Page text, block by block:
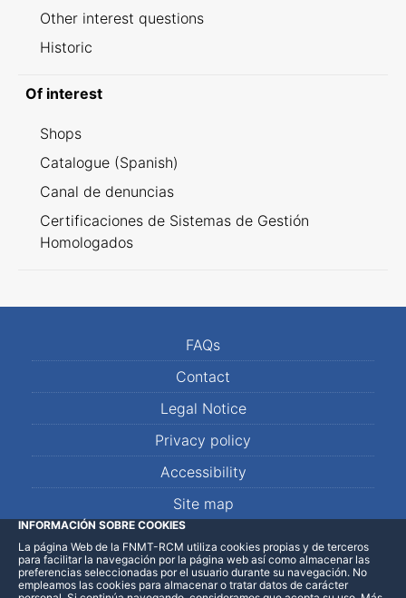
Other interest questions
Historic
Of interest
Shops
Catalogue (Spanish)
Canal de denuncias
Certificaciones de Sistemas de Gestión
Homologados
FAQs
Contact
Legal Notice
Privacy policy
Accessibility
Site map
LinkedInFacebookWhatsApp
INFORMACIÓN SOBRE COOKIES
La página Web de la FNMT-RCM utiliza cookies propias y de terceros
para facilitar la navegación por la página web así como almacenar las
preferencias seleccionadas por el usuario durante su navegación. No
empleamos las cookies para almacenar o tratar datos de carácter